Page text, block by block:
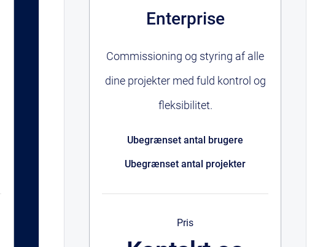
Enterprise
Commissioning og styring af alle
dine projekter med fuld kontrol og
fleksibilitet.
Ubegrænset antal brugere
Ubegrænset antal projekter
Pris